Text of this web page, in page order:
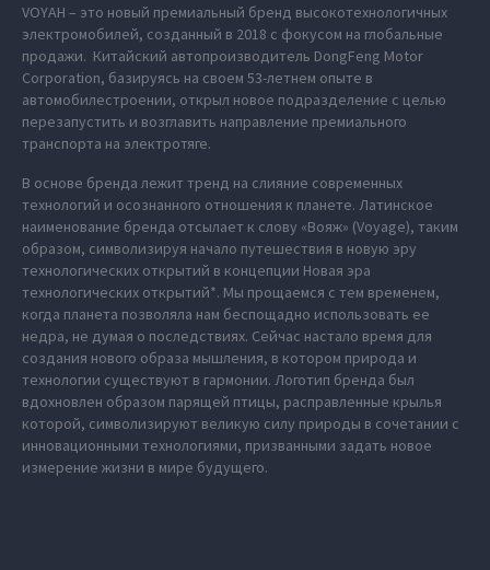
VOYAH – это новый премиальный бренд высокотехнологичных
электромобилей, созданный в 2018 с фокусом на глобальные
продажи. Китайский автопроизводитель DongFeng Motor
Corporation, базируясь на своем 53-летнем опыте в
автомобилестроении, открыл новое подразделение с целью
перезапустить и возглавить направление премиального
транспорта на электротяге.
В основе бренда лежит тренд на слияние современных
технологий и осознанного отношения к планете. Латинское
наименование бренда отсылает к слову «Вояж» (Voyage), таким
образом, символизируя начало путешествия в новую эру
технологических открытий в концепции Новая эра
технологических открытий*. Мы прощаемся с тем временем,
когда планета позволяла нам беспощадно использовать ее
недра, не думая о последствиях. Сейчас настало время для
создания нового образа мышления, в котором природа и
технологии существуют в гармонии. Логотип бренда был
вдохновлен образом парящей птицы, расправленные крылья
которой, символизируют великую силу природы в сочетании с
инновационными технологиями, призванными задать новое
измерение жизни в мире будущего.